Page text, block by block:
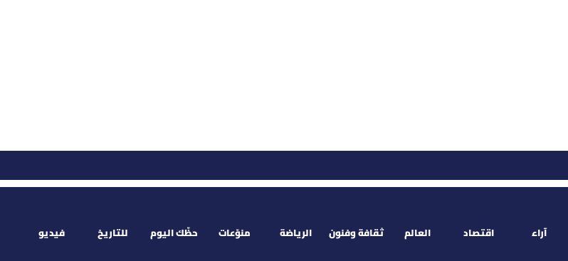
آراء اقتصاد العالم ثقافة وفنون الرياضة منوّعات حظّك اليوم للتاريخ فيديو